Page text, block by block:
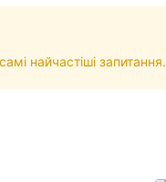
найчастіші запитання.